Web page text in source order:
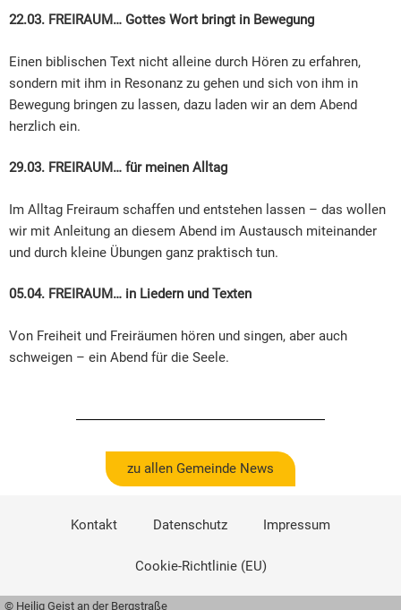
22.03. FREIRAUM… Gottes Wort bringt in Bewegung
Einen biblischen Text nicht alleine durch Hören zu erfahren,
sondern mit ihm in Resonanz zu gehen und sich von ihm in
Bewegung bringen zu lassen, dazu laden wir an dem Abend
herzlich ein.
29.03. FREIRAUM… für meinen Alltag
Im Alltag Freiraum schaffen und entstehen lassen – das wollen
wir mit Anleitung an diesem Abend im Austausch miteinander
und durch kleine Übungen ganz praktisch tun.
05.04. FREIRAUM… in Liedern und Texten
Von Freiheit und Freiräumen hören und singen, aber auch
schweigen – ein Abend für die Seele.
zu allen Gemeinde News
Kontakt Datenschutz Impressum
Cookie-Richtlinie (EU)
© Heilig Geist an der Bergstraße